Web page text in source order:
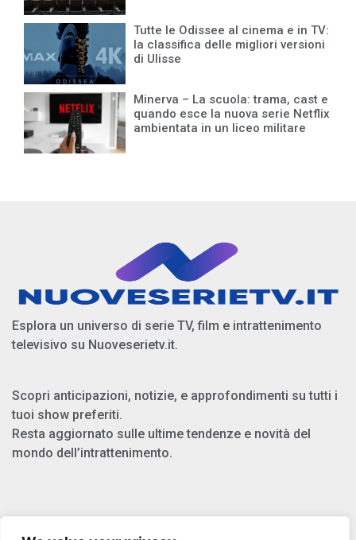
Tutte le Odissee al cinema e in TV:
la classifica delle migliori versioni
di Ulisse
Minerva – La scuola: trama, cast e
quando esce la nuova serie Netflix
ambientata in un liceo militare
Esplora un universo di serie TV, film e intrattenimento
televisivo su Nuoveserietv.it.
Scopri anticipazioni, notizie, e approfondimenti su tutti i
tuoi show preferiti.
Resta aggiornato sulle ultime tendenze e novità del
mondo dell’intrattenimento.